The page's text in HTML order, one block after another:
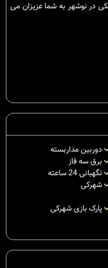
در نوشهر به شما عزیزان می
دوربین مداربسته
برق سه فاز
نگهبانی 24 ساعته
شهرکی
پارک بازی شهرکی